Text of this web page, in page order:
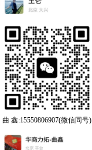
曲 鑫:15550806907(微信同号)